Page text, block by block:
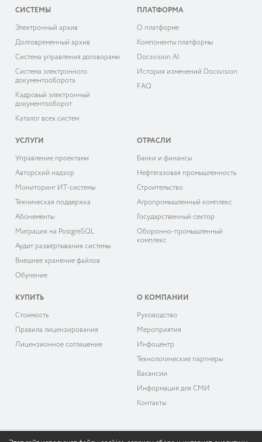
СИСТЕМЫ
Электронный архив
Долговременный архив
Система управления договорами
Система электронного
документооборота
Кадровый электронный
документооборот
Каталог всех систем
ПЛАТФОРМА
О платформе
Компоненты платформы
Docsvision AI
История изменений Docsvision
FAQ
УСЛУГИ
Управление проектами
Авторский надзор
Мониторинг ИТ-системы
Техническая поддержка
Абонементы
Миграция на PostgreSQL
Аудит развёртывания системы
Внешнее хранение файлов
Обучение
ОТРАСЛИ
Банки и финансы
Нефтегазовая промышленность
Строительство
Агропромышленный комплекс
Государственный сектор
Оборонно-промышленный
комплекс
КУПИТЬ
Cтоимость
Правила лицензирования
Лицензионное соглашение
О КОМПАНИИ
Руководство
Мероприятия
Инфоцентр
Технологические партнёры
Вакансии
Информация для СМИ
Контакты